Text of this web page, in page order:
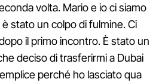
volta. Mario e io ci siamo
stato un colpo di fulmine. Ci
il primo incontro. È stato un
deciso di trasferirmi a Dubai
perché ho lasciato qua